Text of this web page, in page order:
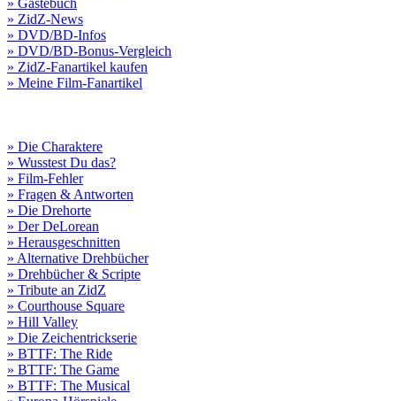
» Gästebuch
» ZidZ-News
» DVD/BD-Infos
» DVD/BD-Bonus-Vergleich
» ZidZ-Fanartikel kaufen
» Meine Film-Fanartikel
» Die Charaktere
» Wusstest Du das?
» Film-Fehler
» Fragen & Antworten
» Die Drehorte
» Der DeLorean
» Herausgeschnitten
» Alternative Drehbücher
» Drehbücher & Scripte
» Tribute an ZidZ
» Courthouse Square
» Hill Valley
» Die Zeichentrickserie
» BTTF: The Ride
» BTTF: The Game
» BTTF: The Musical